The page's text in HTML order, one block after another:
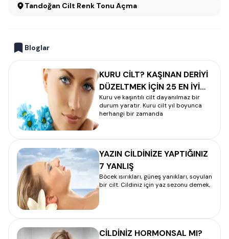
Tandoğan Cilt Renk Tonu Açma
Bloglar
KURU CİLT? KAŞINAN DERİYİ
DÜZELTMEK İÇİN 25 EN İYİ
YÖNTEM
Kuru ve kaşıntılı cilt dayanılmaz bir
durum yaratır. Kuru cilt yıl boyunca
herhangi bir zamanda
YAZIN CİLDİNİZE YAPTIĞINIZ
7 YANLIŞ
Böcek ısırıkları, güneş yanıkları, soyulan
bir cilt. Cildiniz için yaz sezonu demek,
CİLDİNİZ HORMONSAL MI?